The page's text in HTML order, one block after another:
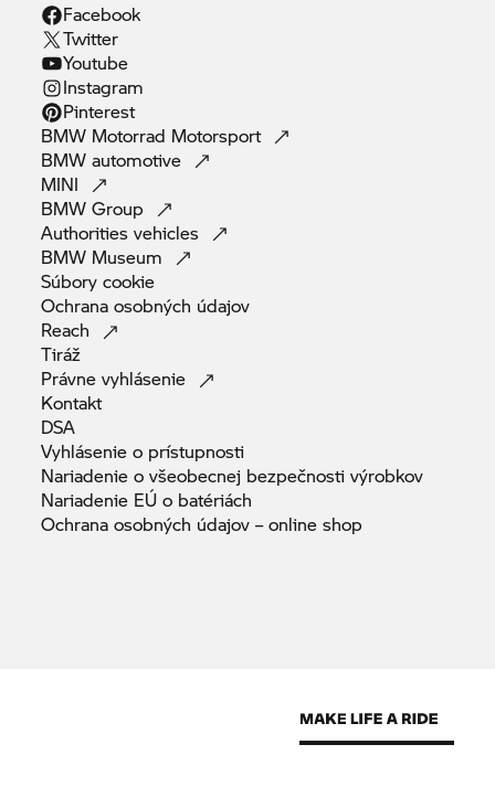
Facebook
Twitter
Youtube
Instagram
Pinterest
BMW Motorrad Motorsport
BMWautomotive
MINI
BMWGroup
Authoritiesvehicles
BMW Museum
Súborycookie
Ochrana osobných údajov
Reach
Tiráž
Právnevyhlásenie
Kontakt
DSA
Vyhlásenie o prístupnosti
Nariadenie o všeobecnej bezpečnostivýrobkov
Nariadenie EÚ o batériách
Ochrana osobných údajov – onlineshop